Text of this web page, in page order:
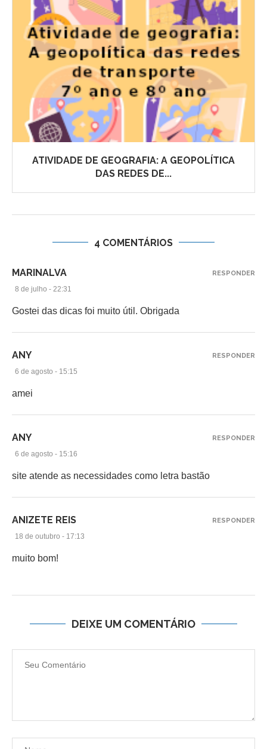
ATIVIDADE DE GEOGRAFIA: A GEOPOLÍTICA
DAS REDES DE...
4 COMENTÁRIOS
MARINALVA
8 de julho - 22:31
Gostei das dicas foi muito útil. Obrigada
RESPONDER
ANY
6 de agosto - 15:15
amei
RESPONDER
ANY
6 de agosto - 15:16
site atende as necessidades como letra bastão
RESPONDER
ANIZETE REIS
18 de outubro - 17:13
muito bom!
RESPONDER
DEIXE UM COMENTÁRIO